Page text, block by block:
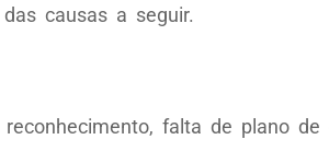
causas a seguir.
falta de plano de